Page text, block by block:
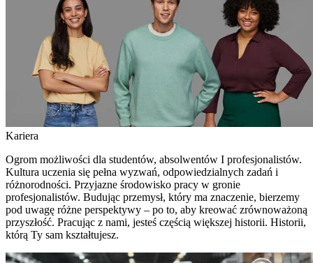
Kariera
Ogrom możliwości dla studentów, absolwentów I profesjonalistów.
Kultura uczenia się pełna wyzwań, odpowiedzialnych zadań i
różnorodności. Przyjazne środowisko pracy w gronie
profesjonalistów. Budując przemysł, który ma znaczenie, bierzemy
pod uwagę różne perspektywy – po to, aby kreować zrównoważoną
przyszłość. Pracując z nami, jesteś częścią większej historii. Historii,
którą Ty sam kształtujesz.